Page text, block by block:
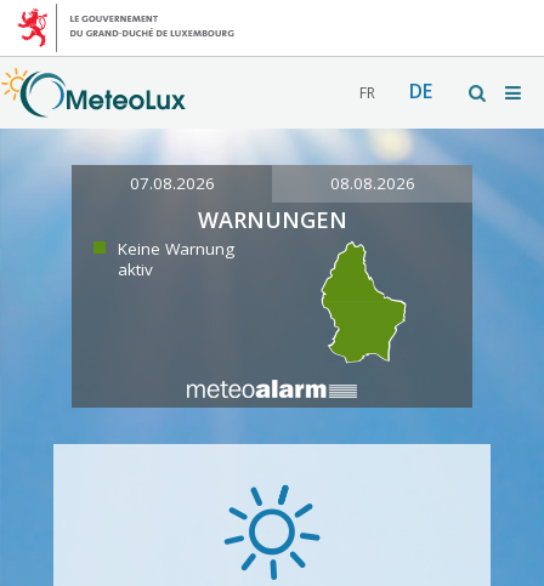
FR DE
07.08.2026 08.08.2026
WARNUNGEN
Keine Warnung
aktiv